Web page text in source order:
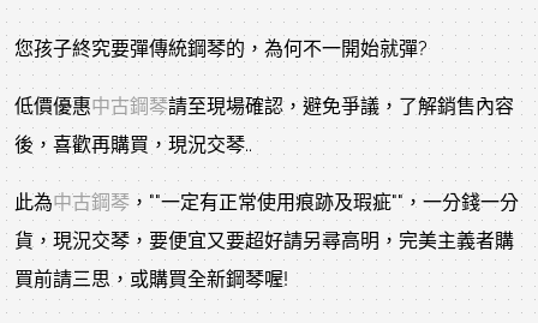
您孩子終究要彈傳統鋼琴的，為何不一開始就彈?
低價優惠中古鋼琴請至現場確認，避免爭議，了解銷售內容
後，喜歡再購買，現況交琴..
此為中古鋼琴 ，""一定有正常使用痕跡及瑕疵""，一分錢一分
貨，現況交琴，要便宜又要超好請另尋高明，完美主義者購
買前請三思，或購買全新鋼琴喔!